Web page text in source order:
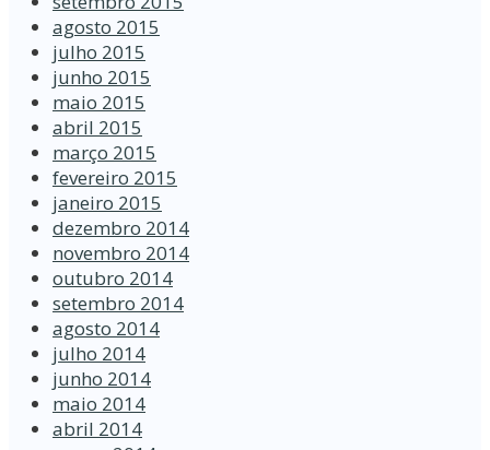
agosto 2015
julho 2015
junho 2015
maio 2015
abril 2015
março 2015
fevereiro 2015
janeiro 2015
dezembro 2014
novembro 2014
outubro 2014
setembro 2014
agosto 2014
julho 2014
junho 2014
maio 2014
abril 2014